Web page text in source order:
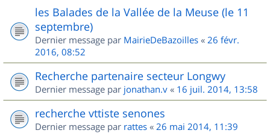
les Balades de la Vallée de la Meuse (le 11
septembre)
Dernier message par MairieDeBazoilles « 26 févr.
2016, 08:52
Recherche partenaire secteur Longwy
Dernier message par jonathan.v « 16 juil. 2014, 13:58
recherche vttiste senones
Dernier message par rattes « 26 mai 2014, 11:39